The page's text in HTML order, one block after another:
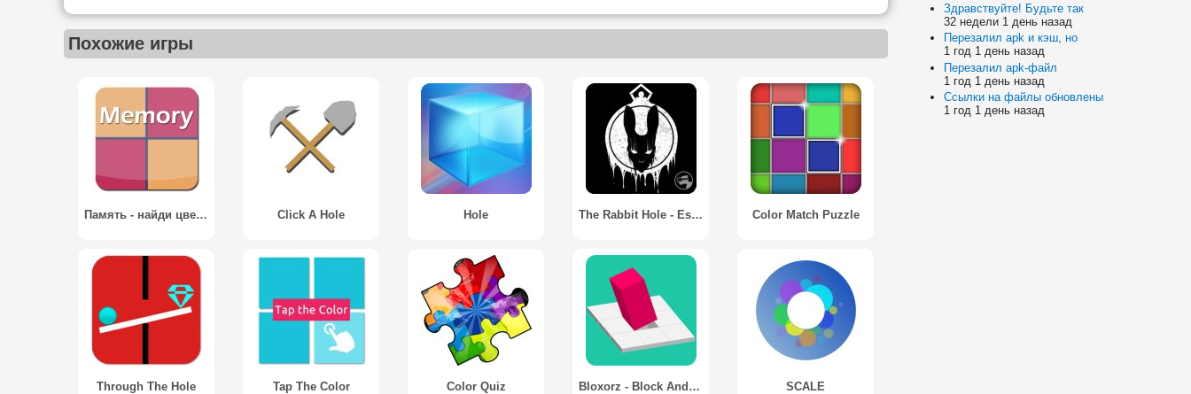
Похожие игры
Память - найди цвета! / Memory - Match Color Click A Hole Hole The Rabbit Hole - Escape the Room Color Match Puzzle
Through The Hole Tap The Color Color Quiz Bloxorz - Block And Hole SCALE
Здравствуйте! Будьте так
32 недели 1 день назад
Перезалил apk и кэш, но
1 год 1 день назад
Перезалил apk-файл
1 год 1 день назад
Ссылки на файлы обновлены
1 год 1 день назад